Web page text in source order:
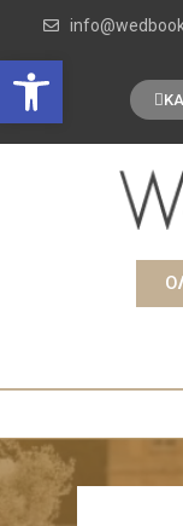
Open toolbar